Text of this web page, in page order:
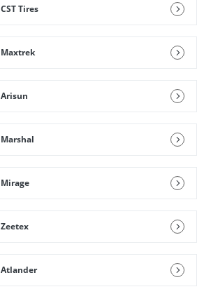
CST Tires
Maxtrek
Arisun
Marshal
Mirage
Zeetex
Atlander